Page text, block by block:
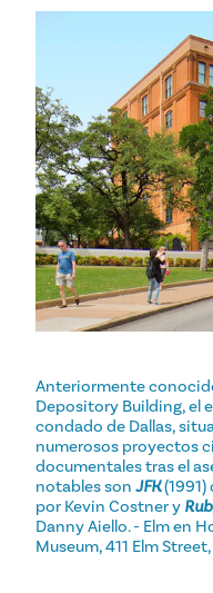
Anteriormente
Depository Building,
condado de Dallas,
numerosos proyectos
documentales tras el
notables son JFK
por Kevin Costner y
Danny Aiello. - Elm en
Museum, 411 Elm